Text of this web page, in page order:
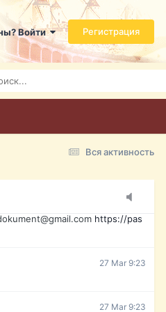
Войти Регистрация
Вся активность
оформление договора с
Today 3:21
Today 3:24
Today 3:28
15 Mar 16:47
https://pas
27 Mar 9:23
27 Mar 9:23